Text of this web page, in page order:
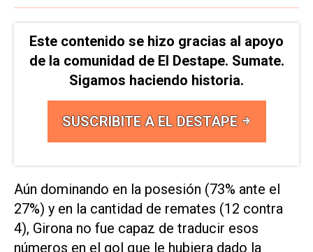
Este contenido se hizo gracias al apoyo
de la comunidad de El Destape. Sumate.
Sigamos haciendo historia.
SUSCRIBITE A EL DESTAPE
Aún dominando en la posesión (73% ante el
27%) y en la cantidad de remates (12 contra
4), Girona no fue capaz de traducir esos
números en el gol que le hubiera dado la